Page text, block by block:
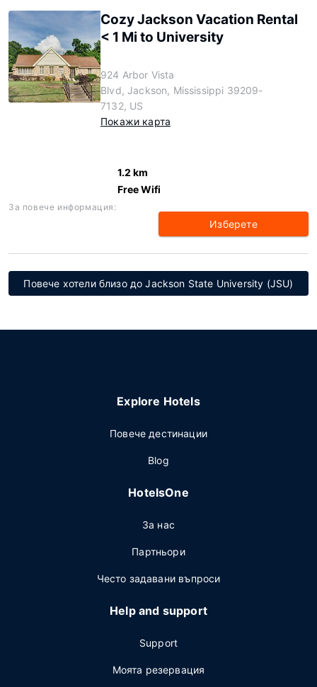
Cozy Jackson Vacation Rental
< 1 Mi to University
924 Arbor Vista
Blvd, Jackson, Mississippi 39209-
7132, US
Покажи карта
1.2 km
Free Wifi
За повече информация:
Изберете
Повече хотели близо до Jackson State University (JSU)
Explore Hotels
Повече дестинации
Blog
HotelsOne
За нас
Партньори
Често задавани въпроси
Help and support
Support
Моята резервация